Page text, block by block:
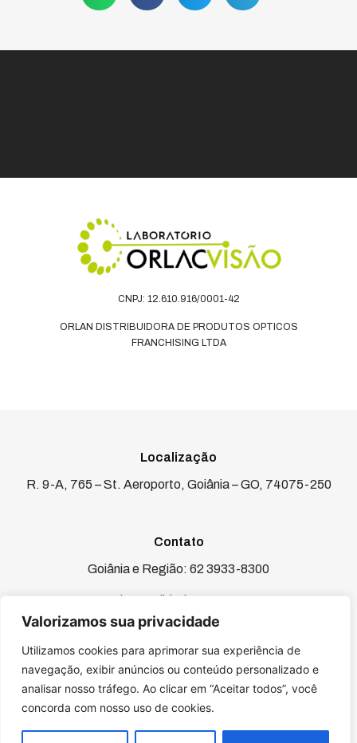
Valorizamos sua privacidade
Utilizamos cookies para aprimorar sua experiência de
navegação, exibir anúncios ou conteúdo personalizado e
analisar nosso tráfego. Ao clicar em “Aceitar todos”, você
concorda com nosso uso de cookies.
CNPJ: 12.610.916/0001-42
ORLAN DISTRIBUIDORA DE PRODUTOS OPTICOS
FRANCHISING LTDA
Localização
R. 9-A, 765 – St. Aeroporto, Goiânia – GO, 74075-250
Contato
Goiânia e Região: 62 3933-8300
Demais Localidades: 4000-1903
marketing@orlac.com.br
Horário De Funcionamento
Seg – Sex: 08:00 – 18:00